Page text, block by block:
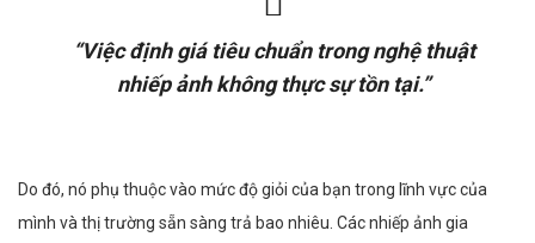
“Việc định giá tiêu chuẩn trong nghệ thuật
nhiếp ảnh không thực sự tồn tại.”
Do đó, nó phụ thuộc vào mức độ giỏi của bạn trong lĩnh vực của
mình và thị trường sẵn sàng trả bao nhiêu. Các nhiếp ảnh gia